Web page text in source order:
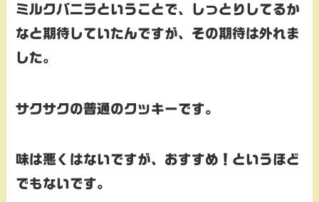
ミルクバニラということで、しっとりしてるか
なと期待していたんですが、その期待は外れま
した。
サクサクの普通のクッキーです。
味は悪くはないですが、おすすめ！というほど
でもないです。